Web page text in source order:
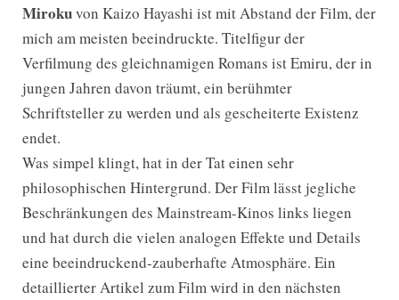
Mirokuvon Kaizo Hayashi ist mit Abstand der Film, der
mich am meisten beeindruckte. Titelfigur der
Verfilmung des gleichnamigen Romans ist Emiru, der in
jungen Jahren davon träumt, ein berühmter
Schriftsteller zu werden und als gescheiterte Existenz
endet.
Was simpel klingt, hat in der Tat einen sehr
philosophischen Hintergrund. Der Film lässt jegliche
Beschränkungen des Mainstream-Kinos links liegen
und hat durch die vielen analogen Effekte und Details
eine beeindruckend-zauberhafte Atmosphäre. Ein
detaillierter Artikel zum Film wird in den nächsten